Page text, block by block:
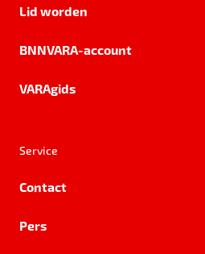
Lid worden
BNNVARA-account
VARAgids
Service
Contact
Pers